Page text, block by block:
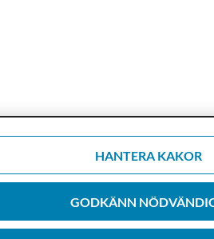
HANTERA KAKOR
GODKÄNN